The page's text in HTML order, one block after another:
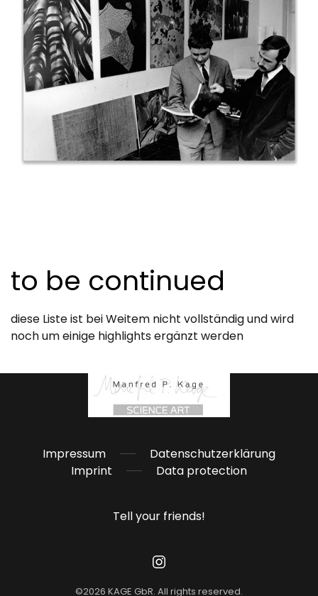
to be continued
diese Liste ist bei Weitem nicht vollständig und wird
noch um einige highlights ergänzt werden
Impressum
Datenschutzerklärung
Imprint
Data protection
Tell your friends!
©2026 KAGE GbR. All rights reserved.